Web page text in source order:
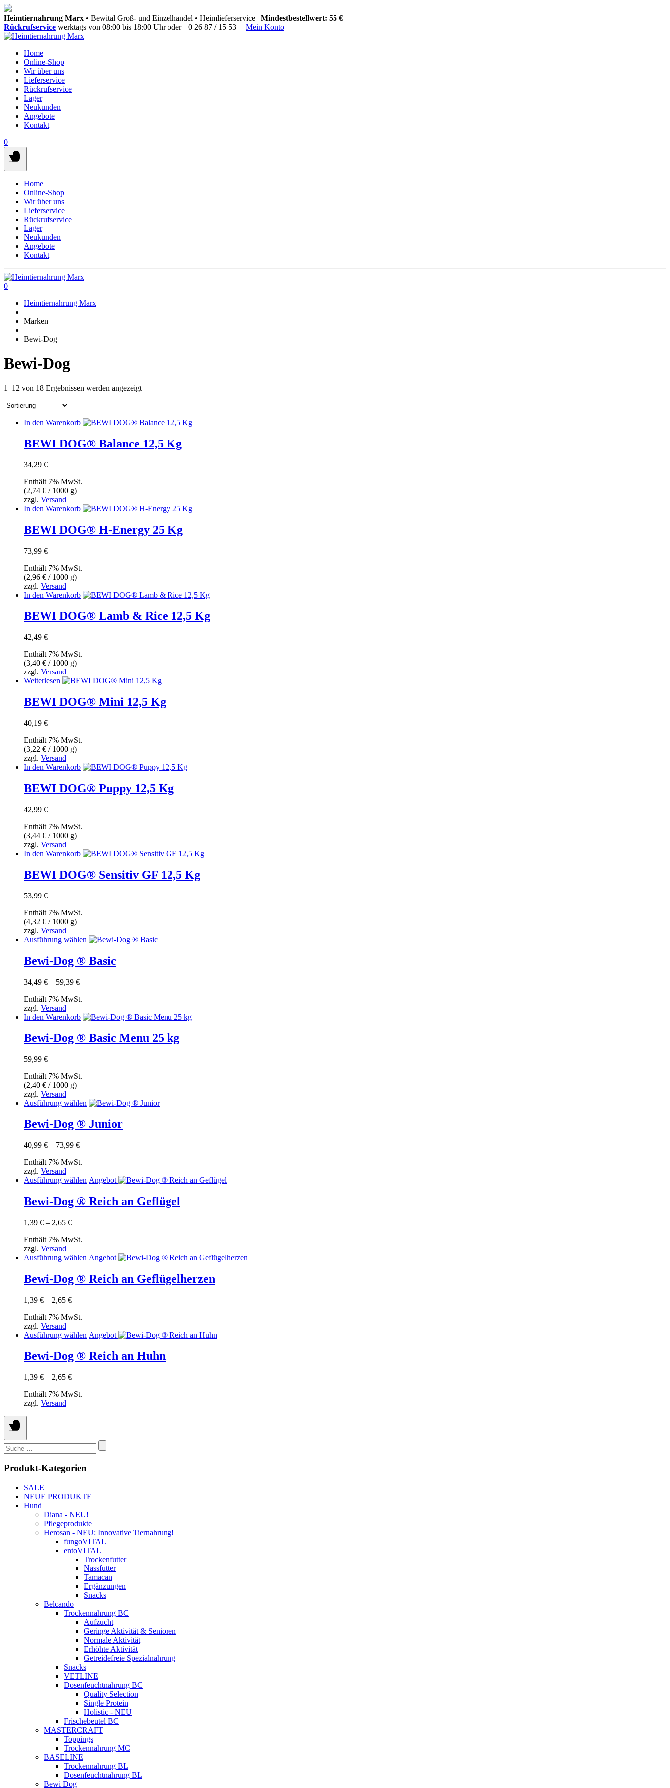
Springen
Sie
zum
Heimtiernahrung Marx • Bewital Groß- und Einzelhandel • Heimlieferservice | Mindestbestellwert: 55 €
Rückrufservice werktags von 08:00 bis 18:00 Uhr oder 0 26 87 / 15 53 Mein Konto
Home
Online-Shop
Wir über uns
Lieferservice
Rückrufservice
Lager
Neukunden
Angebote
Kontakt
0
Home
Online-Shop
Wir über uns
Lieferservice
Rückrufservice
Lager
Neukunden
Angebote
Kontakt
0
Heimtiernahrung Marx
Marken
Bewi-Dog
Bewi-Dog
1–12 von 18 Ergebnissen werden angezeigt
In den Warenkorb
BEWI DOG® Balance 12,5 Kg
34,29 €
Enthält 7% MwSt.
(2,74 € / 1000 g)
zzgl. Versand
In den Warenkorb
BEWI DOG® H-Energy 25 Kg
73,99 €
Enthält 7% MwSt.
(2,96 € / 1000 g)
zzgl. Versand
In den Warenkorb
BEWI DOG® Lamb & Rice 12,5 Kg
42,49 €
Enthält 7% MwSt.
(3,40 € / 1000 g)
zzgl. Versand
Weiterlesen
BEWI DOG® Mini 12,5 Kg
40,19 €
Enthält 7% MwSt.
(3,22 € / 1000 g)
zzgl. Versand
In den Warenkorb
BEWI DOG® Puppy 12,5 Kg
42,99 €
Enthält 7% MwSt.
(3,44 € / 1000 g)
zzgl. Versand
In den Warenkorb
BEWI DOG® Sensitiv GF 12,5 Kg
53,99 €
Enthält 7% MwSt.
(4,32 € / 1000 g)
zzgl. Versand
Ausführung wählen Dieses
weist
mehrere
können
auf
Produktseite
Bewi-Dog ® Basic
34,49 € – 59,39 €Preisspanne:
bis
Enthält 7% MwSt.
zzgl. Versand
In den Warenkorb
Bewi-Dog ® Basic Menu 25 kg
59,99 €
Enthält 7% MwSt.
(2,40 € / 1000 g)
zzgl. Versand
Ausführung wählen Dieses
weist
mehrere
auf
Produktseite
gewählt
Bewi-Dog ® Junior
40,99 € – 73,99 €Preisspanne:
bis
Enthält 7% MwSt.
zzgl. Versand
Ausführung wählen Dieses
weist
mehrere
auf
Produktseite
gewählt
Angebot
Bewi-Dog ® Reich an Geflügel
1,39 € – 2,65 €Preisspanne:
bis
Enthält 7% MwSt.
zzgl. Versand
Ausführung wählen Dieses
weist
mehrere
auf
Produktseite
gewählt
Angebot
Bewi-Dog ® Reich an Geflügelherzen
1,39 € – 2,65 €Preisspanne:
bis
Enthält 7% MwSt.
zzgl. Versand
Ausführung wählen Dieses
weist
mehrere
gewählt
werden
Angebot
Bewi-Dog ® Reich an Huhn
1,39 € – 2,65 €Preisspanne:
bis
Enthält 7% MwSt.
zzgl. Versand
Suchen
nach:
Produkt-Kategorien
SALE
NEUE PRODUKTE
Hund
Diana - NEU!
Pflegeprodukte
Herosan - NEU: Innovative Tiernahrung!
fungoVITAL
entoVITAL
Trockenfutter
Nassfutter
Tamacan
Ergänzungen
Snacks
Belcando
Trockennahrung BC
Aufzucht
Geringe Aktivität & Senioren
Normale Aktivität
Erhöhte Aktivität
Getreidefreie Spezialnahrung
Snacks
VETLINE
Dosenfeuchtnahrung BC
Quality Selection
Single Protein
Holistic - NEU
Frischebeutel BC
MASTERCRAFT
Toppings
Trockennahrung MC
BASELINE
Trockennahrung BL
Dosenfeuchtnahrung BL
Bewi Dog